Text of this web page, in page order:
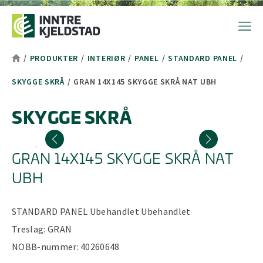
Hopp til toppområde
Hopp til hovedinnhold
Hopp til bunnområde
Tekststørrelsetips
PC: Press ned CTRL og klikk på + (pluss) for å forstørre eller
MAC: Press ned CMD og klikk på + (pluss) for å forstørre eller
/ PRODUKTER / INTERIØR / PANEL / STANDARD PANEL /
SKYGGE SKRÅ / GRAN 14X145 SKYGGE SKRÅ NAT UBH
SKYGGE SKRÅ
GRAN 14X145 SKYGGE SKRÅ NAT
UBH
STANDARD PANEL Ubehandlet Ubehandlet
Treslag: GRAN
NOBB-nummer: 40260648